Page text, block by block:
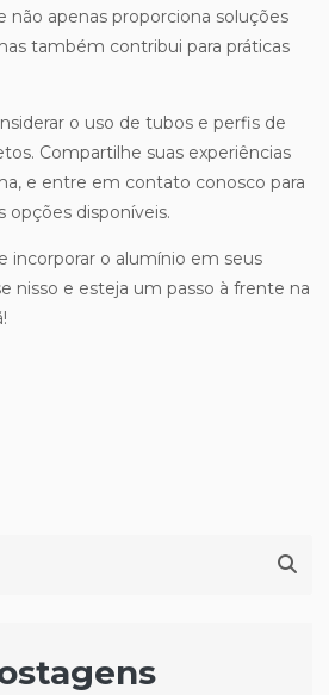
não apenas proporciona soluções
também contribui para práticas
o uso de tubos e perfis de
Compartilhe suas experiências
e entre em contato conosco para
opções disponíveis.
incorporar o alumínio em seus
nisso e esteja um passo à frente na